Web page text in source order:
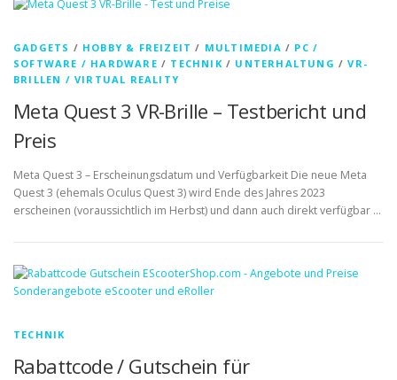
GADGETS / HOBBY & FREIZEIT / MULTIMEDIA / PC /
SOFTWARE / HARDWARE / TECHNIK / UNTERHALTUNG /VR-
BRILLEN / VIRTUAL REALITY
Meta Quest 3 VR-Brille – Testbericht und
Preis
Meta Quest 3 – Erscheinungsdatum und Verfügbarkeit Die neue Meta
Quest 3 (ehemals Oculus Quest 3) wird Ende des Jahres 2023
erscheinen (voraussichtlich im Herbst) und dann auch direkt verfügbar …
TECHNIK
Rabattcode / Gutschein für